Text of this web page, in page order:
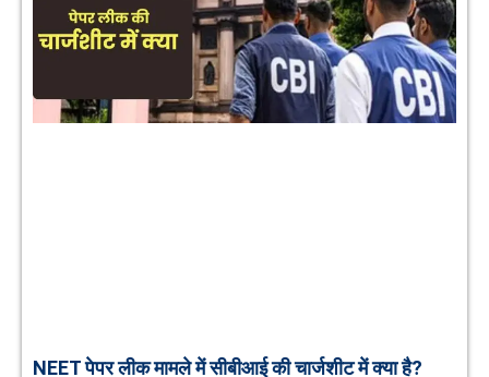
NEET पेपर लीक मामले में सीबीआई की चार्जशीट में क्या है?